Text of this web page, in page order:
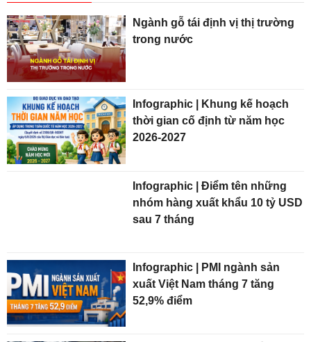
Ngành gỗ tái định vị thị trường
trong nước
Infographic | Khung kế hoạch
thời gian cố định từ năm học
2026-2027
Infographic | Điểm tên những
nhóm hàng xuất khẩu 10 tỷ USD
sau 7 tháng
Infographic | PMI ngành sản
xuất Việt Nam tháng 7 tăng
52,9% điểm